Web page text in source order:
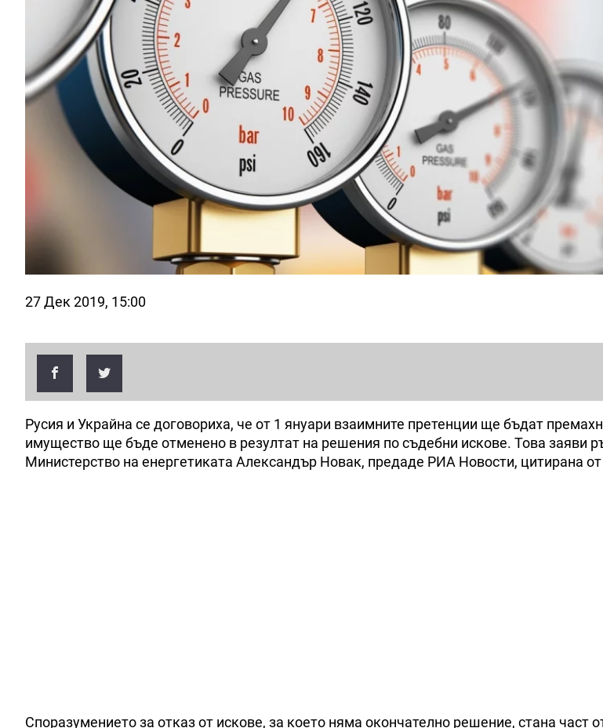
27 Дек 2019, 15:00
Русия и Украйна се договориха, че от 1 януари взаимните претенции ще бъдат
имущество ще бъде отменено в резултат на решения по съдебни искове. Това заяви
Министерство на енергетиката Александър Новак, предаде РИА Новости, цитирана
Споразумението за отказ от искове, за което няма окончателно решение, стана част